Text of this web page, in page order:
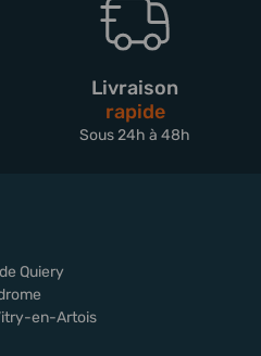
Livraison
rapide
Sous 24h à 48h
Quiery
en-Artois